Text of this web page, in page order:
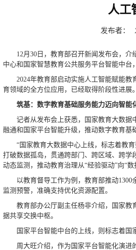
人工
发布者：
12月30日，教育部召开新闻发布会，
中心和国家智慧教育公共服务平台智能中
2024年教育部启动实施人工智能赋能
育领域的全方位应用，已经取得阶段性进展
筑基：数字教育基础服务能力迈向智能
记者从发布会上获悉，国家教育大数据
融通和国家平台智能升级，推动数字教育基
“国家教育大数据中心上线，标志着教
打破数据孤岛，贯通跨部门、跨区域、跨
动态监测，推动教育治理从“经验驱动”向“
以教育督导工作为例，教育部推动
监测预警，准确支持优化资源配置。
教育部办公厅副主任杨非介绍，国家教
据共享交换中枢。
国家平台智能中台的上线，则标志着
周大旺介绍，作为国家平台智能化演